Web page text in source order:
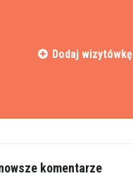
Dodaj wizytówkę
komentarze